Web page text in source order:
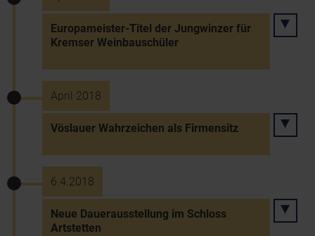
Europameister-Titel der Jungwinzer für
Kremser Weinbauschüler
April 2018
Vöslauer Wahrzeichen als Firmensitz
6.4.2018
Neue Dauerausstellung im Schloss
Artstetten